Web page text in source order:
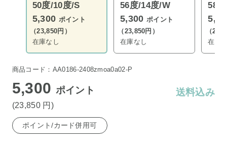
50度/10度/S
5,300 ポイント
（23,850円）
在庫なし
56度/14度/W
5,300 ポイント
（23,850円）
在庫なし
58
（
在庫
商品コード：AA0186-2408zmoa0a02-P
5,300 ポイント
(23,850 円 )
送料込み
ポイント/カード併用可